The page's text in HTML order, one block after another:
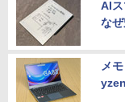
AI
な
メ